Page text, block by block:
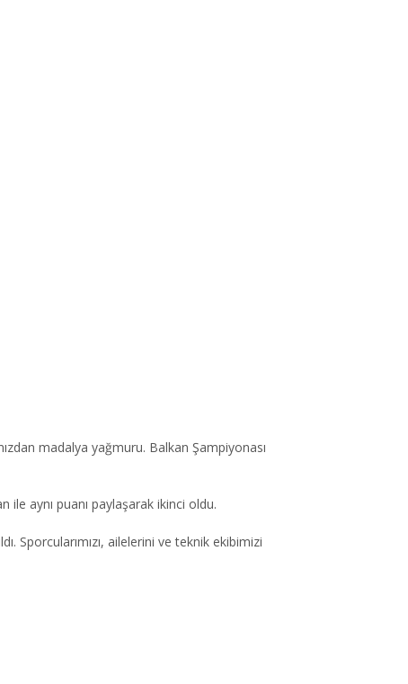
madalya yağmuru. Balkan Şampiyonası
ile aynı puanı paylaşarak ikinci oldu.
Sporcularımızı, ailelerini ve teknik ekibimizi